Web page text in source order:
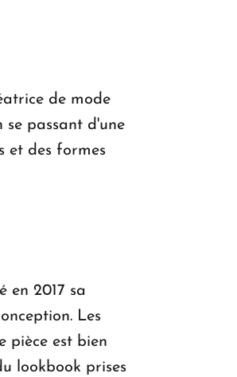
de mode
se passant d'une
et des formes
en 2017 sa
Les
pièce est bien
lookbook prises